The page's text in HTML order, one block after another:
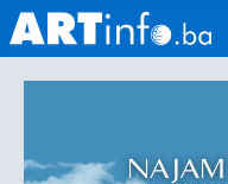
Vijesti